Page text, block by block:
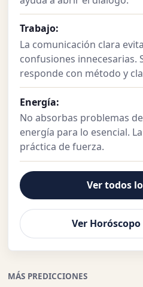
Trabajo:
La comunicación clara
confusiones innecesarias.
responde con método y
Energía:
No absorbas problemas
energía para lo esencial.
práctica de fuerza.
Ver todos
Ver
MÁS PREDICCIONES